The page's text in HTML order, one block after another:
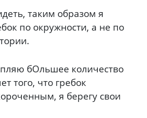
таким образом я
по окружности, а не по
бОльшее количество
того, что гребок
я берегу свои